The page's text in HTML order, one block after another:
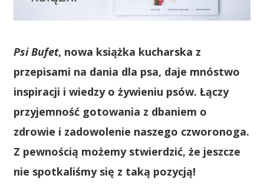
Psi Bufet, nowa książka kucharska z
przepisami na dania dla psa, daje mnóstwo
inspiracji i wiedzy o żywieniu psów. Łączy
przyjemność gotowania z dbaniem o
zdrowie i zadowolenie naszego czworonoga.
Z pewnością możemy stwierdzić, że jeszcze
nie spotkaliśmy się z taką pozycją!